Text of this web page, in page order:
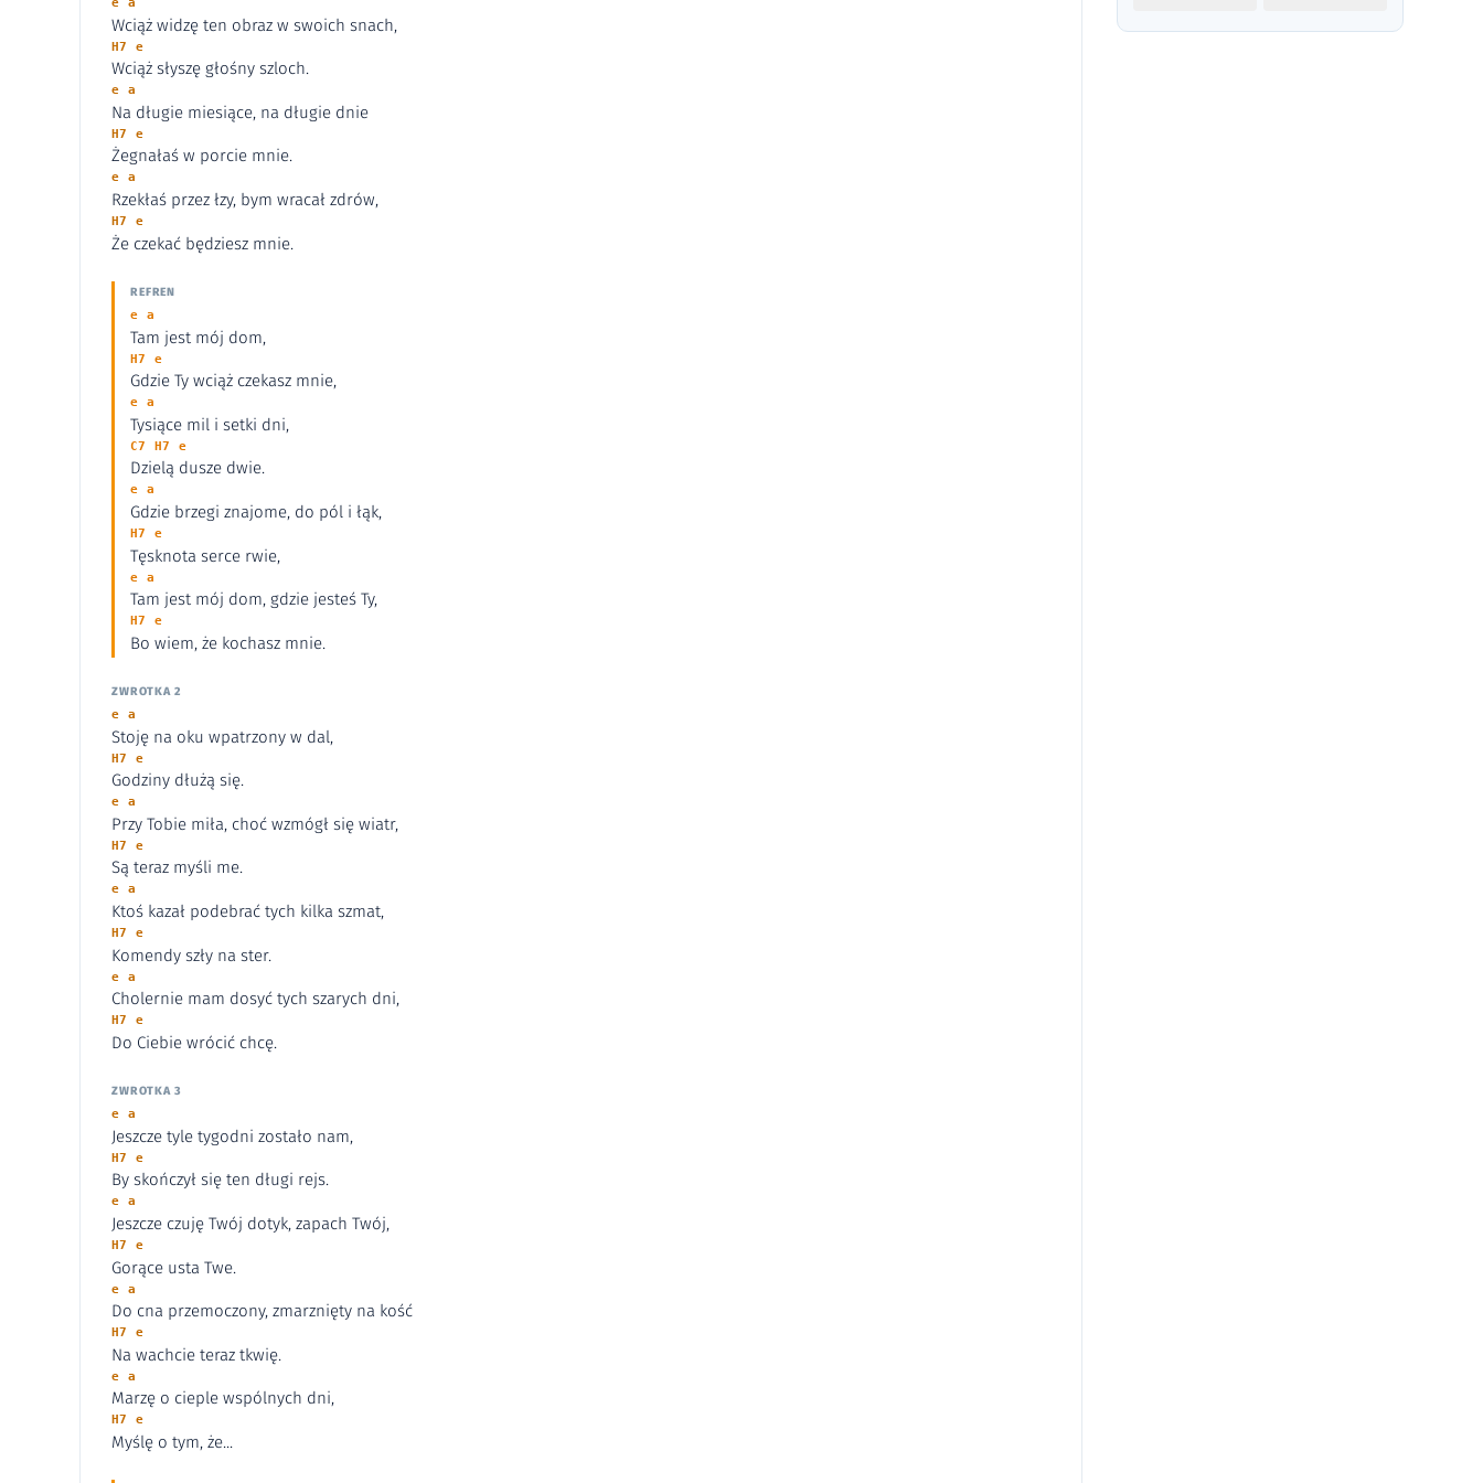
e a
Wciąż widzę ten obraz w swoich snach,
H7 e
Wciąż słyszę głośny szloch.
e a
Na długie miesiące, na długie dnie
H7 e
Żegnałaś w porcie mnie.
e a
Rzekłaś przez łzy, bym wracał zdrów,
H7 e
Że czekać będziesz mnie.
REFREN
e a
Tam jest mój dom,
H7 e
Gdzie Ty wciąż czekasz mnie,
e a
Tysiące mil i setki dni,
C7 H7 e
Dzielą dusze dwie.
e a
Gdzie brzegi znajome, do pól i łąk,
H7 e
Tęsknota serce rwie,
e a
Tam jest mój dom, gdzie jesteś Ty,
H7 e
Bo wiem, że kochasz mnie.
ZWROTKA 2
e a
Stoję na oku wpatrzony w dal,
H7 e
Godziny dłużą się.
e a
Przy Tobie miła, choć wzmógł się wiatr,
H7 e
Są teraz myśli me.
e a
Ktoś kazał podebrać tych kilka szmat,
H7 e
Komendy szły na ster.
e a
Cholernie mam dosyć tych szarych dni,
H7 e
Do Ciebie wrócić chcę.
ZWROTKA 3
e a
Jeszcze tyle tygodni zostało nam,
H7 e
By skończył się ten długi rejs.
e a
Jeszcze czuję Twój dotyk, zapach Twój,
H7 e
Gorące usta Twe.
e a
Do cna przemoczony, zmarznięty na kość
H7 e
Na wachcie teraz tkwię.
e a
Marzę o cieple wspólnych dni,
H7 e
Myślę o tym, że...